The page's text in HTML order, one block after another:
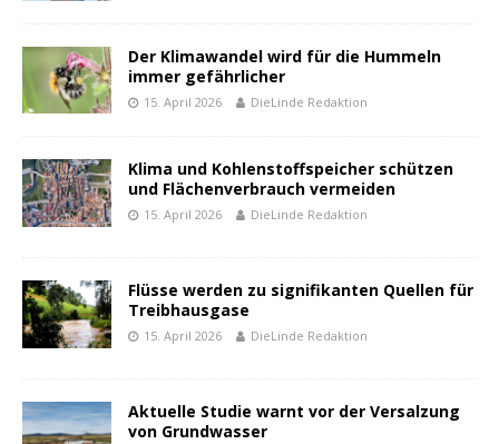
Der Klimawandel wird für die Hummeln
immer gefährlicher
15. April 2026 DieLinde Redaktion
Klima und Kohlenstoffspeicher schützen
und Flächenverbrauch vermeiden
15. April 2026 DieLinde Redaktion
Flüsse werden zu signifikanten Quellen für
Treibhausgase
15. April 2026 DieLinde Redaktion
Aktuelle Studie warnt vor der Versalzung
von Grundwasser